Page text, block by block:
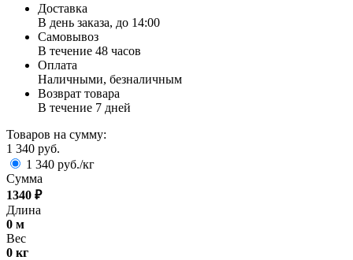
Доставка
В день заказа, до 14:00
Самовывоз
В течение 48 часов
Оплата
Наличными, безналичным
Возврат товара
В течение 7 дней
Товаров на сумму:
1 340 руб.
1 340 руб./кг
Сумма
1340 ₽
Длина
0 м
Вес
0 кг